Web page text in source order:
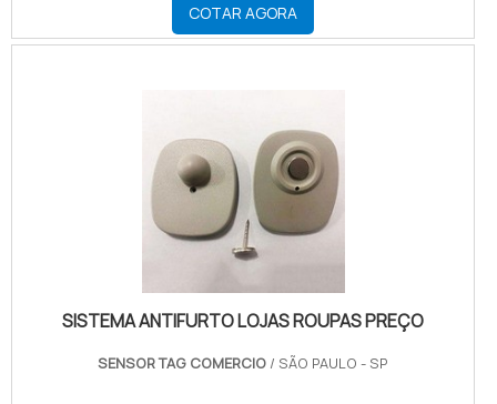
COTAR AGORA
SISTEMA ANTIFURTO LOJAS ROUPAS PREÇO
SENSOR TAG COMERCIO / SÃO PAULO - SP